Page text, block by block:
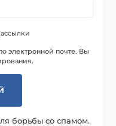
электронной почте. Вы
борьбы со спамом.